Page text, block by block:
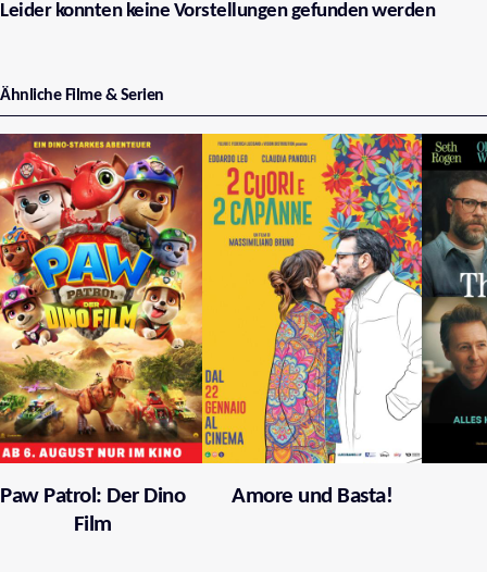
Leider konnten keine Vorstellungen gefunden werden
Ähnliche Filme & Serien
Paw Patrol: Der Dino
Film
Amore und Basta!